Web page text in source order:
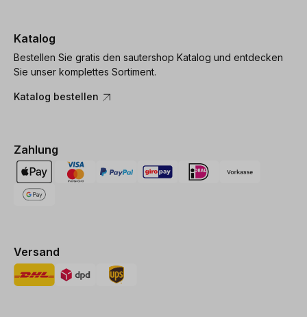
Katalog
Bestellen Sie gratis den sautershop Katalog und entdecken
Sie unser komplettes Sortiment.
Katalog bestellen
Zahlung
Versand